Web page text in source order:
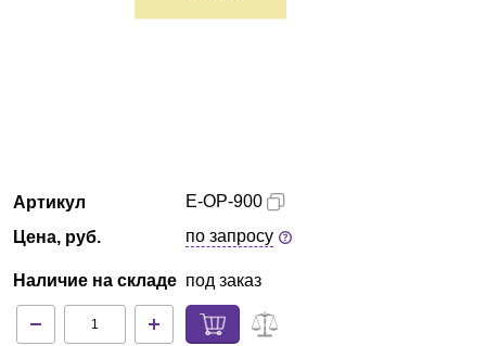
Производители
Артикул
Цена, руб.
Наличие на складе
E-OP-900
по запросу
под заказ